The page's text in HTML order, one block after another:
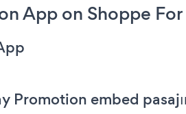
App on Shoppe
Promotion embed